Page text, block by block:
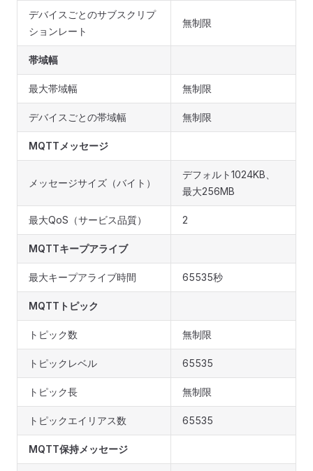
デバイスごとのサブスクリプ
ションレート
無制限
帯域幅
最大帯域幅 無制限
デバイスごとの帯域幅 無制限
MQTTメッセージ
メッセージサイズ（バイト）
デフォルト1024KB、
最大256MB
最大QoS（サービス品質） 2
MQTTキープアライブ
最大キープアライブ時間 65535秒
MQTTトピック
トピック数 無制限
トピックレベル 65535
トピック長 無制限
トピックエイリアス数 65535
MQTT保持メッセージ